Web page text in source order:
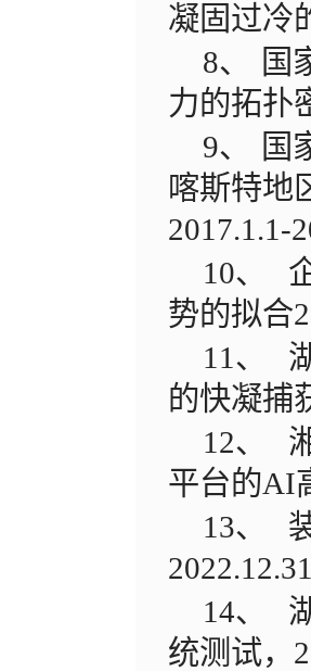
凝固过冷
8、
国
力的拓扑
9、
国
喀斯特地
2017.1.1-
10、
势的拟合
11、
的快凝捕
12、
平台的AI
13、
14、
统测试，